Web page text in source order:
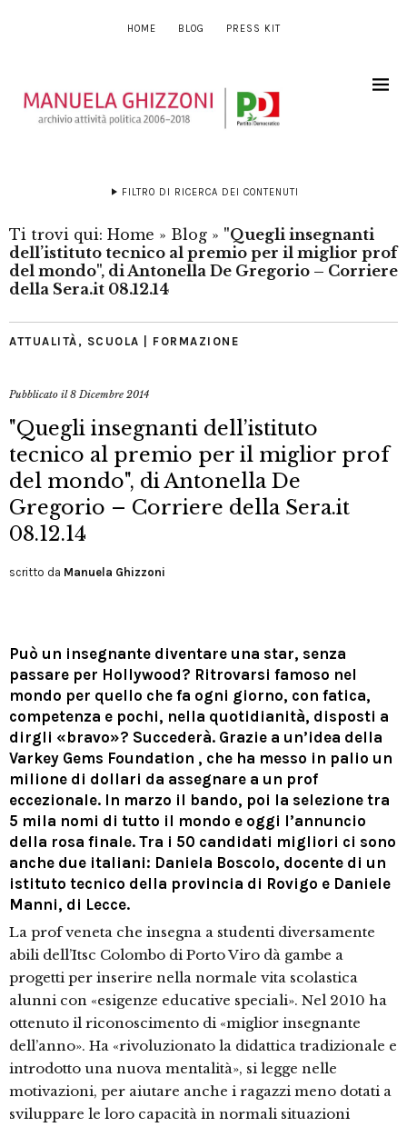
HOME BLOG PRESS KIT
FILTRO DI RICERCA DEI CONTENUTI
Ti trovi qui: Home » Blog » "Quegli insegnanti
dell’istituto tecnico al premio per il miglior prof
del mondo", di Antonella De Gregorio – Corriere
della Sera.it 08.12.14
ATTUALITÀ , SCUOLA | FORMAZIONE
Pubblicato il8 Dicembre 2014
"Quegli insegnanti dell’istituto
tecnico al premio per il miglior prof
del mondo", di Antonella De
Gregorio – Corriere della Sera.it
08.12.14
scritto da Manuela Ghizzoni
Può un insegnante diventare una star, senza
passare per Hollywood? Ritrovarsi famoso nel
mondo per quello che fa ogni giorno, con fatica,
competenza e pochi, nella quotidianità, disposti a
dirgli «bravo»? Succederà. Grazie a un’idea della
Varkey Gems Foundation , che ha messo in palio un
milione di dollari da assegnare a un prof
eccezionale. In marzo il bando, poi la selezione tra
5 mila nomi di tutto il mondo e oggi l’annuncio
della rosa finale. Tra i 50 candidati migliori ci sono
anche due italiani: Daniela Boscolo, docente di un
istituto tecnico della provincia di Rovigo e Daniele
Manni, di Lecce.
La prof veneta che insegna a studenti diversamente
abili dell’Itsc Colombo di Porto Viro dà gambe a
progetti per inserire nella normale vita scolastica
alunni con «esigenze educative speciali». Nel 2010 ha
ottenuto il riconoscimento di «miglior insegnante
dell’anno». Ha «rivoluzionato la didattica tradizionale e
introdotto una nuova mentalità», si legge nelle
motivazioni, per aiutare anche i ragazzi meno dotati a
sviluppare le loro capacità in normali situazioni